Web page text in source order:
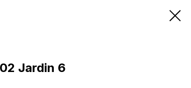
Jardin 6